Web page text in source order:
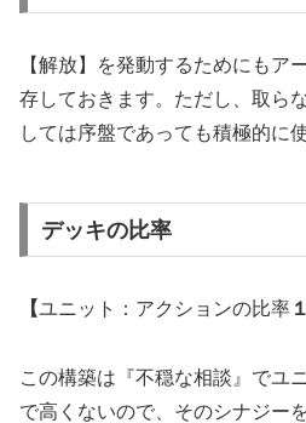
【解放】を発動するためにもア
存しておきます。ただし、取ら
しては序盤であっても積極的に
デッキの比率
【ユニット：アクションの比率
この構築は『不穏な相談』でユ
で高くないので、そのシナジー